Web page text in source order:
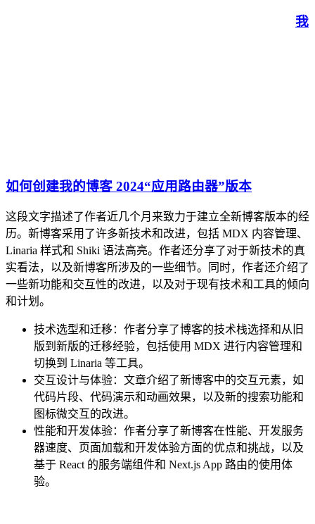
我
如何创建我的博客 2024“应用路由器”版本
这段文字描述了作者近几个月来致力于建立全新博客版本的经
历。新博客采用了许多新技术和改进，包括 MDX 内容管理、
Linaria 样式和 Shiki 语法高亮。作者还分享了对于新技术的真
实看法，以及新博客所涉及的一些细节。同时，作者还介绍了
一些新功能和交互性的改进，以及对于现有技术和工具的倾向
和计划。
技术选型和迁移：作者分享了博客的技术栈选择和从旧
版到新版的迁移经验，包括使用 MDX 进行内容管理和
切换到 Linaria 等工具。
交互设计与体验：文章介绍了新博客中的交互元素，如
代码片段、代码演示和动画效果，以及新的搜索功能和
图标微交互的改进。
性能和开发体验：作者分享了新博客在性能、开发服务
器速度、页面加载和开发体验方面的优点和挑战，以及
基于 React 的服务端组件和 Next.js App 路由的使用体
验。